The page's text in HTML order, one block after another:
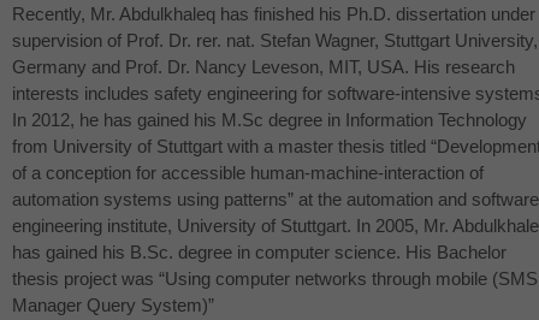
Recently, Mr. Abdulkhaleq has finished his Ph.D. dissertation under
supervision of Prof. Dr. rer. nat. Stefan Wagner, Stuttgart University,
Germany and Prof. Dr. Nancy Leveson, MIT, USA. His research
interests includes safety engineering for software-intensive
In 2012, he has gained his M.Sc degree in Information Technology
from University of Stuttgart with a master thesis titled
of a conception for accessible human-machine-interaction of
automation systems using patterns” at the automation and software
engineering institute, University of Stuttgart. In 2005, Mr.
has gained his B.Sc. degree in computer science. His Bachelor
thesis project was “Using computer networks through mobile (SMS
Manager Query System)”